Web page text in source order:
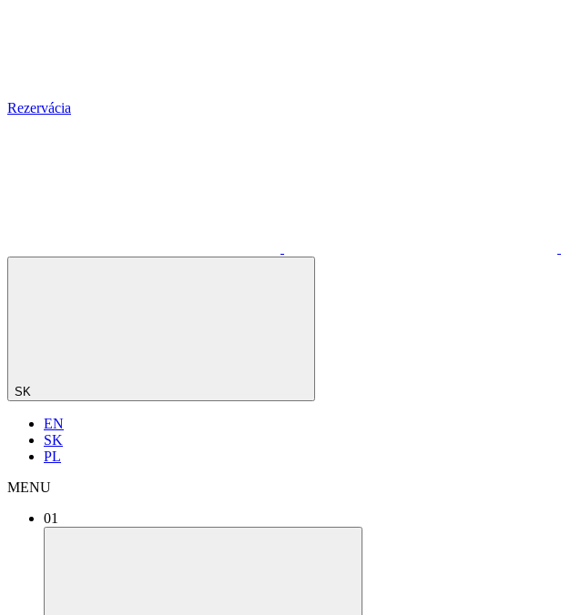
Rezervácia
SK
EN
SK
PL
MENU
01